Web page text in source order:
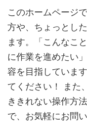
このホームページ
方や、ちょっとし
ます。「こんなこ
に作業を進めたい
容を目指していま
てください！ また
ききれない操作方
で、お気軽にお問